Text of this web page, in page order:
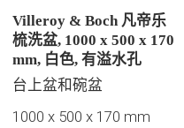
Villeroy & Boch 凡帝乐
梳洗盆, 1000 x 500 x 170
mm, 白色, 有溢水孔
台上盆和碗盆
1000 x 500 x 170 mm